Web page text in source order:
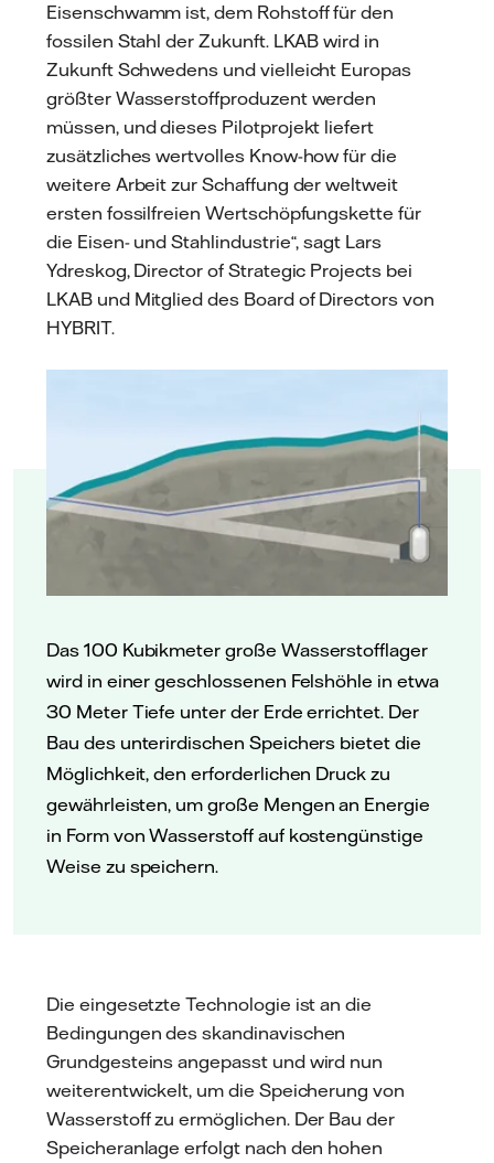
Eisenschwamm ist, dem Rohstoff für den
fossilen Stahl der Zukunft. LKAB wird in
Zukunft Schwedens und vielleicht Europas
größter Wasserstoffproduzent werden
müssen, und dieses Pilotprojekt liefert
zusätzliches wertvolles Know-how für die
weitere Arbeit zur Schaffung der weltweit
ersten fossilfreien Wertschöpfungskette für
die Eisen- und Stahlindustrie“, sagt Lars
Ydreskog, Director of Strategic Projects bei
LKAB und Mitglied des Board of Directors von
HYBRIT.
Das 100 Kubikmeter große Wasserstofflager
wird in einer geschlossenen Felshöhle in etwa
30 Meter Tiefe unter der Erde errichtet. Der
Bau des unterirdischen Speichers bietet die
Möglichkeit, den erforderlichen Druck zu
gewährleisten, um große Mengen an Energie
in Form von Wasserstoff auf kostengünstige
Weise zu speichern.
Die eingesetzte Technologie ist an die
Bedingungen des skandinavischen
Grundgesteins angepasst und wird nun
weiterentwickelt, um die Speicherung von
Wasserstoff zu ermöglichen. Der Bau der
Speicheranlage erfolgt nach den hohen